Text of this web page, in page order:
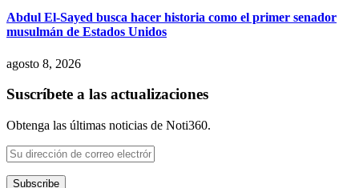
Abdul El-Sayed busca hacer historia como el primer senador
musulmán de Estados Unidos
agosto 8, 2026
Suscríbete a las actualizaciones
Obtenga las últimas noticias de Noti360.